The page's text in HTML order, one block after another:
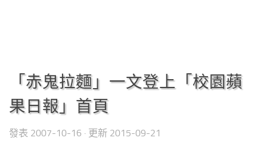
「赤鬼拉麵」一文登上「校園蘋
果日報」首頁
發表 2007-10-16 · 更新 2015-09-21